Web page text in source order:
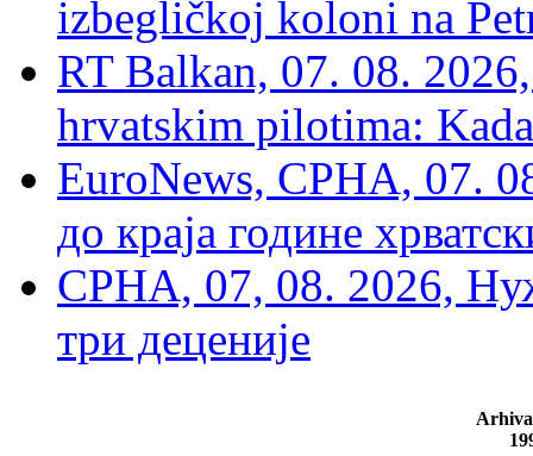
izbegličkoj koloni na
RT Balkan, 07. 08.
hrvatskim pilotima:
EuroNews, СРНА, 07.
до краја године
СРНА, 07, 08. 2026,
три деценије